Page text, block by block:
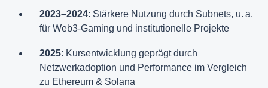
2023–2024: Stärkere Nutzung durch Subnets, u. a.
für Web3-Gaming und institutionelle Projekte
2025: Kursentwicklung geprägt durch
Netzwerkadoption und Performance im Vergleich
zu Ethereum & Solana